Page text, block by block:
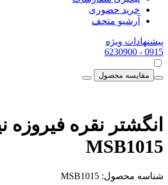
خرید حضوری
آرشیو متحف
پیشنهادات ویژه
0915
- 6230900
مقایسه محصول
انگشتر نقره فیروزه
MSB1015
شناسه محصول: MSB1015